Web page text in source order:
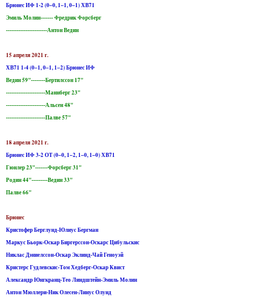
Брюнес ИФ 1-2 (0–0, 1–1, 0–1) ХВ71
Эмиль Молин------- Фредрик Форсберг
-----------------------Антон Ведин
15 апреля 2021 г.
ХВ71 1-4 (0–1, 0–1, 1–2) Брюнес ИФ
Ведин 59"--------Бертилссон 17"
----------------------Маннберг 23"
----------------------Альсен 48"
----------------------Палве 57"
18 апреля 2021 г.
Брюнес ИФ 3-2 ОТ (0–0, 1–2, 1–0, 1–0) ХВ71
Гюнлер 23"-------Форсберг 31"
Родин 44"---------Ведин 33"
Палве 66"
Брюнес
Кристофер Берглунд-Юлиус Бергман
Маркус Бьорк-Оскар Биргерссон-Оскарс Цибульскис
Никлас Дэниелссон-Оскар Эклинд-Чай Геноуэй
Кристерс Гудлевскис-Том Хедберг-Оскар Квист
Александр Юнгкранц-Тео Линдштейн-Эмиль Молин
Антон Мюллери-Ник Олесен-Линус Олунд